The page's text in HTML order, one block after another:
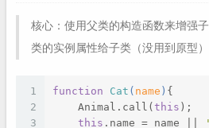
核心：使用父类的构造函数来增强
类的实例属性给子类（没用到原型）
1
2
3
function Cat ( name ) {
    Animal.call(
this );
this .name = name ||